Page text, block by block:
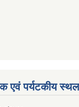
एवं पर्यटकीय